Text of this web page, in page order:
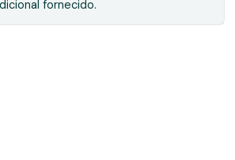
fornecido.